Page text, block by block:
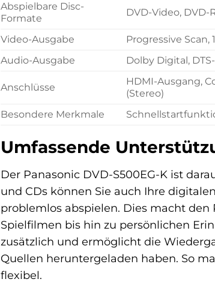
Abspielbare Disc-
Formate
DVD-Video, DVD-
Video-Ausgabe
Progressive Scan,
Audio-Ausgabe
Dolby Digital,
Anschlüsse
HDMI-Ausgang,
(Stereo)
Besondere Merkmale
Umfassende
Der Panasonic DVD-S500EG-K ist
und CDs können Sie auch Ihre
problemlos abspielen. Dies macht
Spielfilmen bis hin zu persönlichen
zusätzlich und ermöglicht die
Quellen heruntergeladen haben. So
flexibel.